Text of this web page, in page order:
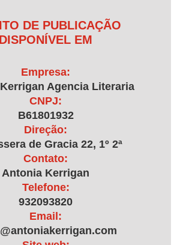
DE PUBLICAÇÃO
DISPONÍVEL EM
Empresa:
Agencia Literaria
CNPJ:
B61801932
Direção:
de Gracia 22, 1º 2ª
Contato:
Antonia Kerrigan
Telefone:
932093820
Email: